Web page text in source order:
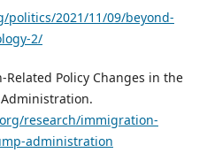
politics/2021/11/09/beyond-
2/
Related Policy Changes in the
research/immigration-
administration